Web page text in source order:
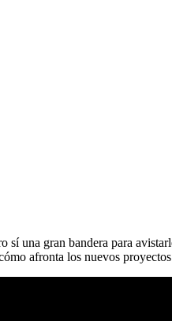
una gran bandera para
afronta los nuevos